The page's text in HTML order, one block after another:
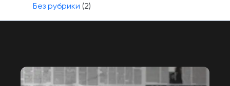
Без рубрики (2)